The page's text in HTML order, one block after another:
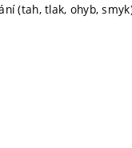
(tah, tlak, ohyb,